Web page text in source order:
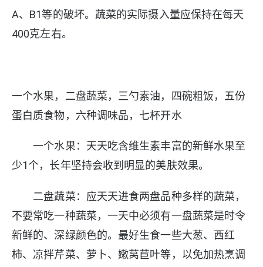
A、B1等的破坏。蔬菜的实际摄入量应保持在每天
400克左右。
一个水果，二盘蔬菜，三勺素油，四碗粗饭，五份
蛋白质食物，六种调味品，七杯开水
一个水果：天天吃含维生素丰富的新鲜水果至
少1个，长年坚持会收到明显的美肤效果。
二盘蔬菜：应天天进食两盘品种多样的蔬菜，
不要常吃一种蔬菜，一天中必须有一盘蔬菜是时令
新鲜的、深绿颜色的。最好生食一些大葱、西红
柿、凉拌芹菜、萝卜、嫩莴苣叶等，以免加热烹调